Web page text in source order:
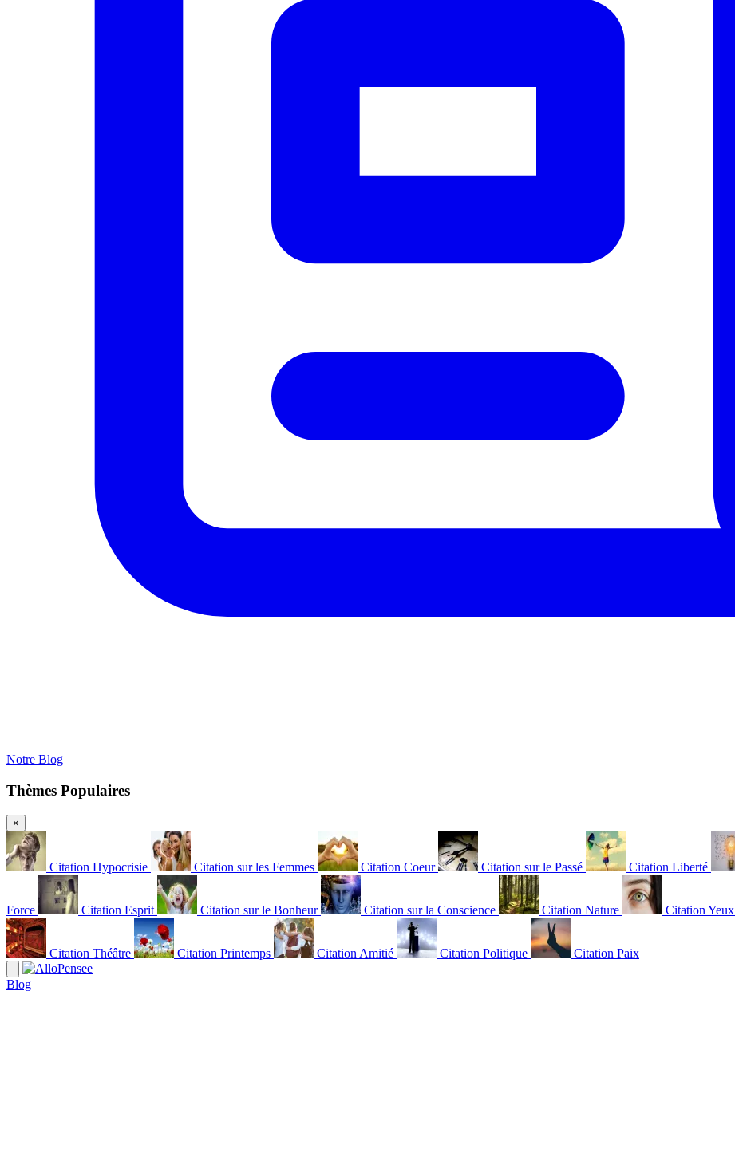
Notre Blog
Thèmes Populaires
×
Citation Hypocrisie Citation sur les Femmes Citation Coeur Citation sur le Passé Citation Liberté
Force Citation Esprit Citation sur le Bonheur Citation sur la Conscience Citation Nature Citation Yeux
Citation Théâtre Citation Printemps Citation Amitié Citation Politique Citation Paix
Blog